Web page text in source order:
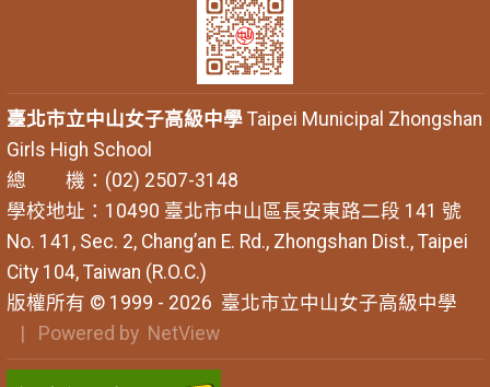
臺北市立中山女子高級中學Taipei Municipal Zhongshan
Girls High School
總 機：(02) 2507-3148
學校地址：10490 臺北市中山區長安東路二段 141 號
No. 141, Sec. 2, Chang’an E. Rd., Zhongshan Dist., Taipei
City 104, Taiwan (R.O.C.)
版權所有 © 1999 - 2026 臺北市立中山女子高級中學
| Powered by NetView